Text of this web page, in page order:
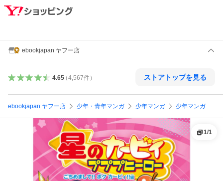
ebookjapan ヤフー店
4.65（4,567件） ストアトップを見る
ebookjapan ヤフー店 少年・青年マンガ 少年マンガ 少年マンガ
1/1